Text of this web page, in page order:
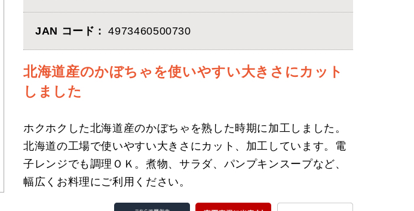
JAN コード 4973460500730
北海道産のかぼちゃを使いやすい大きさにカット
しました
ホクホクした北海道産のかぼちゃを熟した時期に加工しました。
北海道の工場で使いやすい大きさにカット、加工しています。電
子レンジでも調理ＯＫ。煮物、サラダ、パンプキンスープなど、
幅広くお料理にご利用ください。